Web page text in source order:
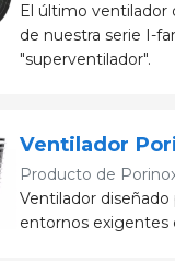
El último ventilador
de nuestra serie I-
"superventilador".
Ventilador
Producto de
Ventilador
entornos exigentes